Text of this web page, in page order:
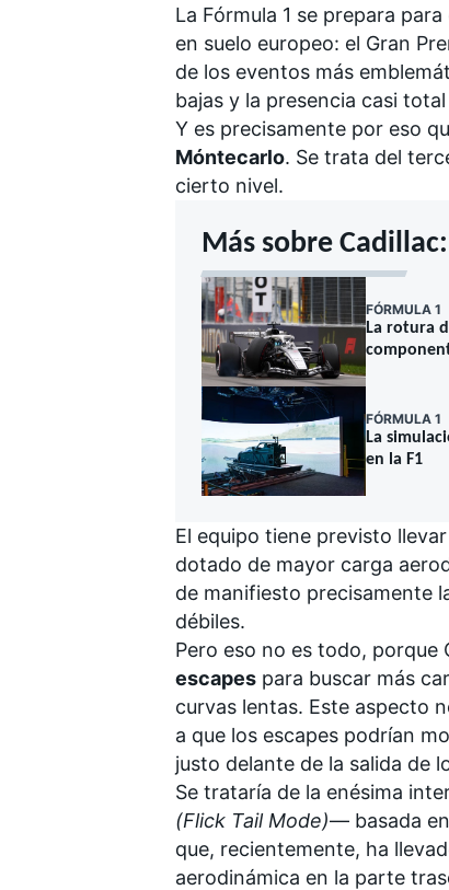
La Fórmula 1 se prepara
en suelo europeo: el Gran
de los eventos más
bajas y la presencia casi
Y es precisamente por eso
Móntecarlo. Se trata del
cierto nivel.
Más sobre Cadillac:
FÓRMULA 1
La rotura
FÓRMULA 1
La
en la F1
El equipo tiene previsto
dotado de mayor carga
de manifiesto precisamente
débiles.
Pero eso no es todo, porque
escapes para buscar más
curvas lentas. Este aspecto
a que los escapes podrían
justo delante de la salida de
Se trataría de la enésima
(Flick Tail Mode)— basada
que, recientemente, ha
aerodinámica en la parte